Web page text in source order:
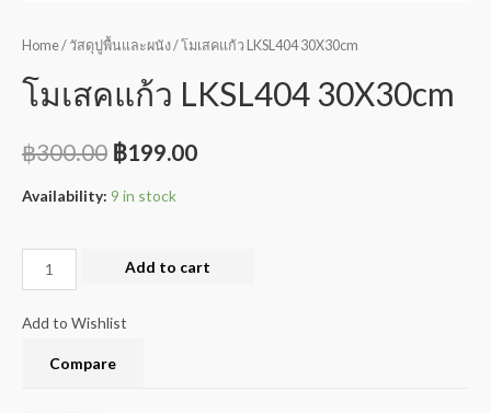
Home/ วัสดุปูพื้นและผนัง/ โมเสคแก้ว LKSL404 30X30cm
โมเสคแก้ว LKSL404 30X30cm
฿300.00 ฿199.00
Availability: 9 in stock
Add to cart
Add to Wishlist
Compare